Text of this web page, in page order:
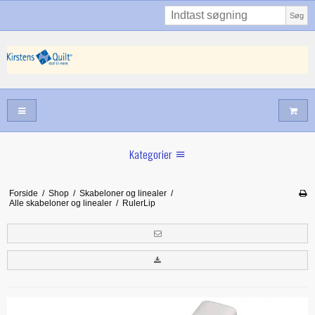
Søg
Kategorier
Juni nyt
Forside / Shop / Skabeloner og linealer /
Alle skabeloner og linealer / RulerLip